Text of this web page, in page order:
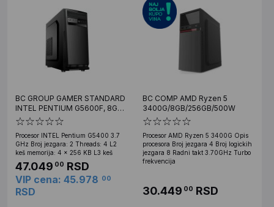
BC GROUP GAMER STANDARD
INTEL PENTIUM G5600F, 8GB,
240GB, GTX1050
Procesor INTEL Pentium G5400 3.7
GHz Broj jezgara: 2 Threads: 4 L2
keš memorija: 4 x 256 KB L3 keš
47.049 00 RSD
VIP cena: 45.978 00
RSD
BC COMP AMD Ryzen 5
3400G/8GB/256GB/500W
Procesor AMD Ryzen 5 3400G Opis
procesora Broj jezgara 4 Broj logickih
jezgara 8 Radni takt 3.70GHz Turbo
frekvencija
30.449 00 RSD